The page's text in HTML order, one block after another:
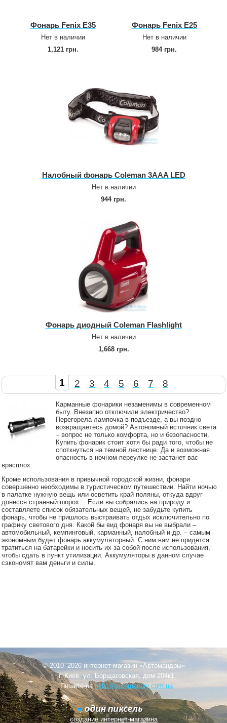
Карманные фонарики незаменимы в современном
быту. Внезапно отключили электричество?
Перегорела лампочка в подъезде, а вы поздно
возвращаетесь домой? Автономный источник света
– вопрос не только комфорта, но и безопасности.
Купить фонарик стоит хотя бы ради того, чтобы не
споткнуться на темной лестнице. Да и возможная
опасность в ночном переулке не застанет вас
врасплох.
Кроме использования в привычной городской жизни, фонари
совершенно необходимы в туристическом путешествии. Найти ночью
в палатке нужную вещь или осветить край поляны, откуда вдруг
донесся странный шорох… Если вы собрались на природу и
составляете список обязательных вещей, не забудьте купить
фонарь, чтобы не пришлось выстраивать отдых исключительно по
графику светового дня. Какой бы вид фонаря вы не выбрали –
автомобильный, кемпинговый, карманный, налобный и др. – самым
экономным будет фонарь аккумуляторный. С ним вам не придется
тратиться на батарейки и носить их за собой после использования,
чтобы сдать в пункт утилизации. Аккумуляторы в данном случае
сэкономят вам деньги и силы.
Фонарь Fenix E35
Нет в наличии
1,121 грн.
Фонарь Fenix E25
Нет в наличии
984 грн.
Налобный фонарь Coleman 3AAA LED
Нет в наличии
944 грн.
Фонарь диодный Coleman Flashlight
Нет в наличии
1,668 грн.
1 2 3 4 5 6 7 8
© 2010–2026 интернет-магазин «Автомандры»
г. Киев, ул. Борщаговская, дом 204к1
Пишите наhello@automandry.com.ua
создание интернет-магазина